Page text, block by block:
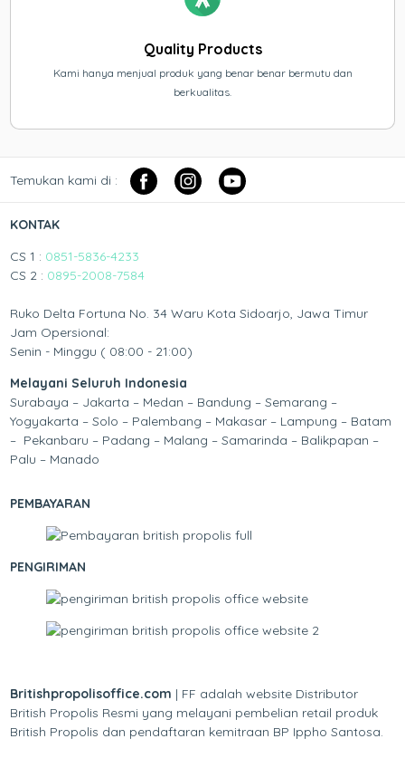
Quality Products
Kami hanya menjual produk yang benar benar bermutu dan
berkualitas.
Temukan kami di :
KONTAK
CS 1 : 0851-5836-4233
CS 2 : 0895-2008-7584
Ruko Delta Fortuna No. 34 Waru Kota Sidoarjo, Jawa Timur
Jam Opersional:
Senin - Minggu ( 08:00 - 21:00)
Melayani Seluruh Indonesia
Surabaya – Jakarta – Medan – Bandung – Semarang –
Yogyakarta – Solo – Palembang – Makasar – Lampung – Batam
– Pekanbaru – Padang – Malang – Samarinda – Balikpapan –
Palu – Manado
PEMBAYARAN
PENGIRIMAN
Britishpropolisoffice.com | FF adalah website Distributor
British Propolis Resmi yang melayani pembelian retail produk
British Propolis dan pendaftaran kemitraan BP Ippho Santosa.